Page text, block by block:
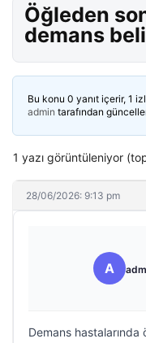
Öğleden
demans
Bu konu 0 yanıt içerir, 1
admin tarafından
1 yazı görüntüleniyor
28/06/2026: 9:13 pm
A
Demans